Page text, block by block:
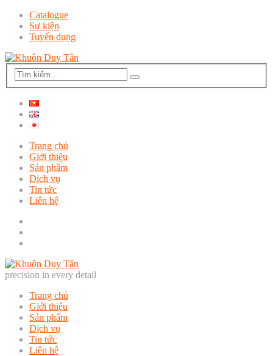
Catalogue
Sự kiện
Tuyển dụng
Trang chủ
Giới thiệu
Sản phẩm
Dịch vụ
Tin tức
Liên hệ
precision in every detail
Trang chủ
Giới thiệu
Sản phẩm
Dịch vụ
Tin tức
Liên hệ